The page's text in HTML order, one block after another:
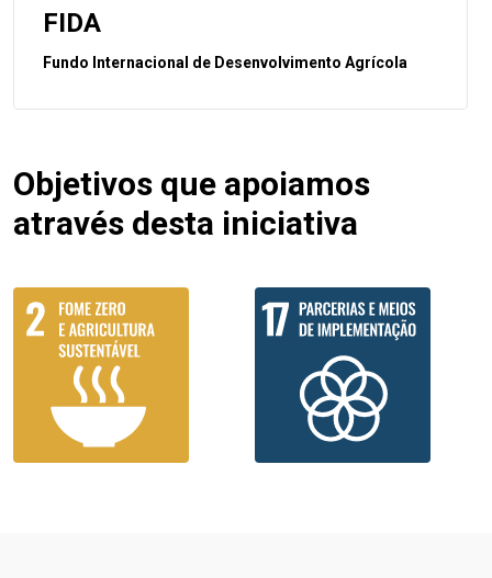
FIDA
Fundo Internacional de Desenvolvimento Agrícola
Objetivos que apoiamos
através desta iniciativa